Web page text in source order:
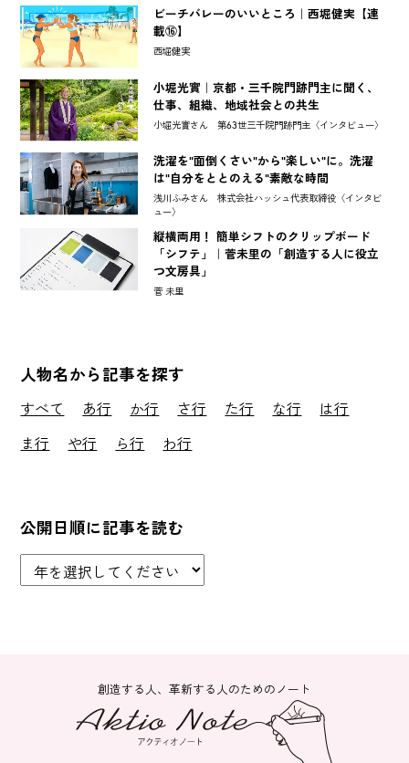
ビーチバレーのいいところ｜西堀健実【連
載⑯】
西堀健実
小堀光實｜京都・三千院門跡門主に聞く、
仕事、組織、地域社会との共生
小堀光實さん 第63世三千院門跡門主〈インタビュー〉
洗濯を"面倒くさい"から"楽しい"に。洗濯
は"自分をととのえる"素敵な時間
浅川ふみさん 株式会社ハッシュ代表取締役〈インタビ
ュー〉
縦横両用！ 簡単シフトのクリップボード
「シフテ」｜菅未里の「創造する人に役立
つ文房具」
菅 未里
人物名から記事を探す
すべて あ行 か行 さ行 た行 な行
は行
ま行
や行 ら行 わ行
公開日順に記事を読む
創造する人、革新する人のためのノート